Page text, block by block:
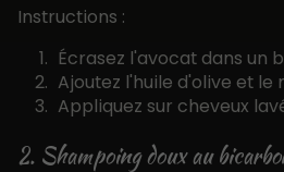
Instructions :
Écrasez l'avocat dans un
Ajoutez l'huile d'olive et le
Appliquez sur cheveux
2. Shampoing doux au